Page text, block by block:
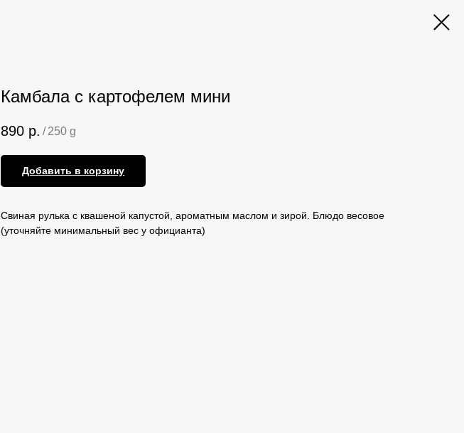
Камбала с картофелем мини
890 р. / 250 g
Добавить в корзину
Свиная рулька с квашеной капустой, ароматным маслом и зирой. Блюдо весовое
(уточняйте минимальный вес у официанта)